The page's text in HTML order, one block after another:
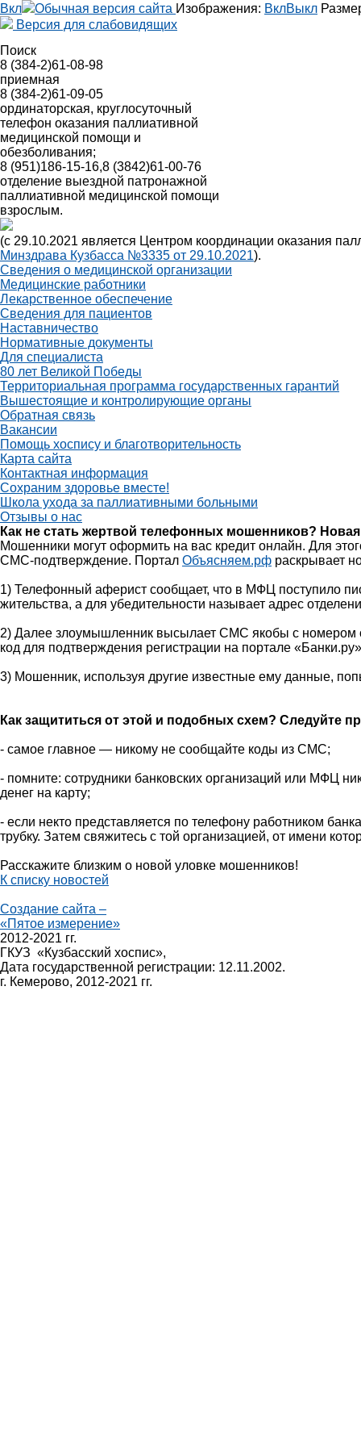
Вкл Обычная версия сайта Изображения: ВклВыкл
Версия для слабовидящих
8 (384-2)61-08-98
приемная
8 (384-2)61-09-05
ординаторская, круглосуточный
телефон оказания паллиативной
медицинской помощи и
обезболивания;
8 (951)186-15-16,8 (3842)61-00-76
отделение выездной патронажной
паллиативной медицинской помощи
взрослым.
(с 29.10.2021 является Центром координации оказания
Минздрава Кузбасса №3335 от 29.10.2021).
Сведения о медицинской организации
Медицинские работники
Лекарственное обеспечение
Сведения для пациентов
Наставничество
Нормативные документы
Для специалиста
80 лет Великой Победы
Территориальная программа государственных гарантий
Вышестоящие и контролирующие органы
Обратная связь
Вакансии
Помощь хоспису и благотворительность
Карта сайта
Контактная информация
Сохраним здоровье вместе!
Школа ухода за паллиативными больными
Отзывы о нас
Как не стать жертвой телефонных мошенников?
Мошенники могут оформить на вас кредит онлайн. Для
СМС-подтверждение. Портал Объясняем.рф раскрывает
1) Телефонный аферист сообщает, что в МФЦ поступило
жительства, а для убедительности называет адрес
2) Далее злоумышленник высылает СМС якобы с номером
код для подтверждения регистрации на портале
3) Мошенник, используя другие известные ему данные,
Как защититься от этой и подобных схем? Следуйте
- самое главное — никому не сообщайте коды из СМС;
- помните: сотрудники банковских организаций или МФЦ
денег на карту;
- если некто представляется по телефону работником
трубку. Затем свяжитесь с той организацией, от имени
Расскажите близким о новой уловке мошенников!
К списку новостей
Создание сайта –
«Пятое измерение»
2012-2021 гг.
ГКУЗ «Кузбасский хоспис»,
Дата государственной регистрации: 12.11.2002.
г. Кемерово, 2012-2021 гг.